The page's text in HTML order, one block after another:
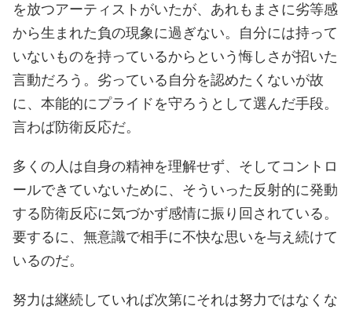
を放つアーティストがいたが、あれもまさに劣等感
から生まれた負の現象に過ぎない。自分には持って
いないものを持っているからという悔しさが招いた
言動だろう。劣っている自分を認めたくないが故
に、本能的にプライドを守ろうとして選んだ手段。
言わば防衛反応だ。
多くの人は自身の精神を理解せず、そしてコントロ
ールできていないために、そういった反射的に発動
する防衛反応に気づかず感情に振り回されている。
要するに、無意識で相手に不快な思いを与え続けて
いるのだ。
努力は継続していれば次第にそれは努力ではなくな